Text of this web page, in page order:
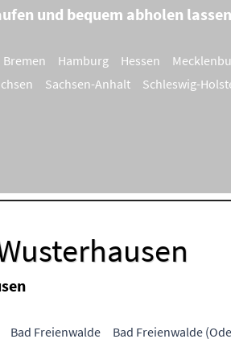
und bequem abholen lassen
Bremen Hamburg Hessen
Sachsen-Anhalt Schleswig-
Bad Freienwalde Bad Freienwalde